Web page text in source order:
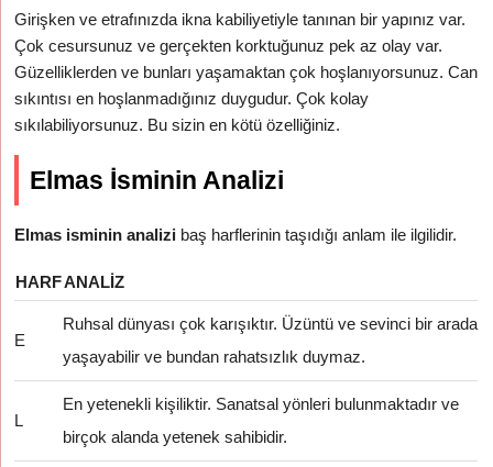
Girişken ve etrafınızda ikna kabiliyetiyle tanınan bir yapınız var.
Çok cesursunuz ve gerçekten korktuğunuz pek az olay var.
Güzelliklerden ve bunları yaşamaktan çok hoşlanıyorsunuz. Can
sıkıntısı en hoşlanmadığınız duygudur. Çok kolay
sıkılabiliyorsunuz. Bu sizin en kötü özelliğiniz.
Elmas İsminin Analizi
Elmas isminin analizi baş harflerinin taşıdığı anlam ile ilgilidir.
HARFANALIZ
E
Ruhsal dünyası çok karışıktır. Üzüntü ve sevinci bir arada
yaşayabilir ve bundan rahatsızlık duymaz.
L
En yetenekli kişiliktir. Sanatsal yönleri bulunmaktadır ve
birçok alanda yetenek sahibidir.